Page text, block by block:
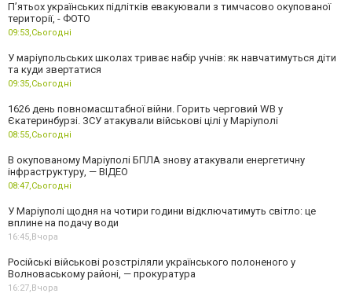
П’ятьох українських підлітків евакуювали з тимчасово окупованої
території, - ФОТО
09:53,Сьогодні
У маріупольських школах триває набір учнів: як навчатимуться діти
та куди звертатися
09:35,Сьогодні
1626 день повномасштабної війни. Горить черговий WB у
Єкатеринбурзі. ЗСУ атакували військові цілі у Маріуполі
08:55,Сьогодні
В окупованому Маріуполі БПЛА знову атакували енергетичну
інфраструктуру, — ВІДЕО
08:47,Сьогодні
У Маріуполі щодня на чотири години відключатимуть світло: це
вплине на подачу води
16:45,Вчора
Російські військові розстріляли українського полоненого у
Волноваському районі, — прокуратура
16:27,Вчора